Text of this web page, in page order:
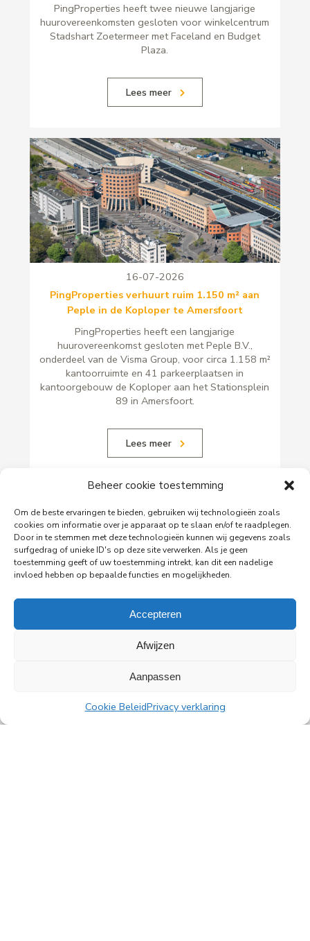
Beheer cookie toestemming
Om de beste ervaringen te bieden, gebruiken wij technologieën zoals
cookies om informatie over je apparaat op te slaan en/of te raadplegen.
Door in te stemmen met deze technologieën kunnen wij gegevens zoals
surfgedrag of unieke ID's op deze site verwerken. Als je geen
toestemming geeft of uw toestemming intrekt, kan dit een nadelige
invloed hebben op bepaalde functies en mogelijkheden.
Accepteren
Afwijzen
Aanpassen
Cookie BeleidPrivacy verklaring
PingProperties heeft twee nieuwe langjarige
huurovereenkomsten gesloten voor winkelcentrum
Stadshart Zoetermeer met Faceland en Budget
Plaza.
Lees meer
16-07-2026
PingProperties verhuurt ruim 1.150 m² aan
Peple in de Koploper te Amersfoort
PingProperties heeft een langjarige
huurovereenkomst gesloten met Peple B.V.,
onderdeel van de Visma Group, voor circa 1.158 m²
kantoorruimte en 41 parkeerplaatsen in
kantoorgebouw de Koploper aan het Stationsplein
89 in Amersfoort.
Lees meer
29-06-2026
PingProperties verhuist haar hoofdkantoor naar
PingProperties heeft haar hoofdkantoor gevestigd
iconische gebouw aan het Amstelplein in